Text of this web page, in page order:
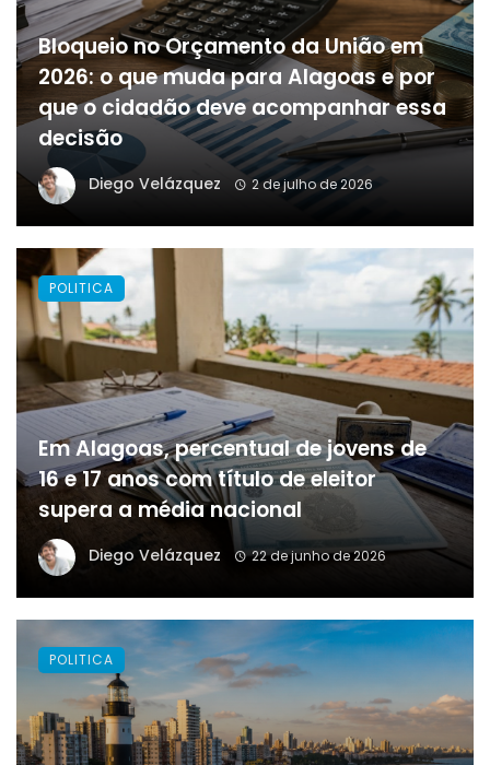
Bloqueio no Orçamento da União em
2026: o que muda para Alagoas e por
que o cidadão deve acompanhar essa
decisão
Diego Velázquez 2 de julho de 2026
Em Alagoas, percentual de jovens de
16 e 17 anos com título de eleitor
supera a média nacional
Diego Velázquez 22 de junho de 2026
POLITICA
POLITICA